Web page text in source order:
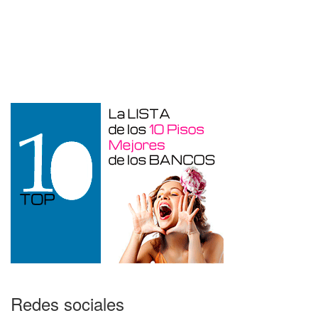
Redes sociales